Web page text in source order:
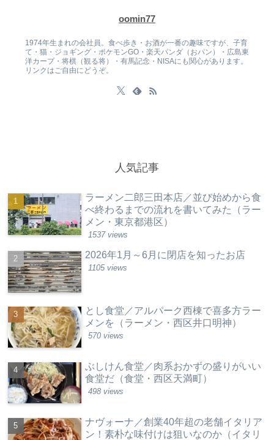
oomin77
1974年生まれの会社員。食べ歩き・お酒が一番の趣味ですが、子育
て・猫・ジョギング・ポケモンGO・楽天パンダ（おパン）・広島東
洋カープ・将棋（観る将）・有馬記念・NISAにも関心があります。
リンクはご自由にどうぞ。
人気記事
ラーメン二郎三田本店／並び始めから食
べ終わるまでの流れを書いてみた（ラー
メン・東京都港区）
1537 views
2026年1月～6月に閉店を知ったお店
1105 views
とし食堂／アルパーク西棟で喜多方ラー
メンを（ラーメン・西区井口明神）
570 views
ぶしけん食堂／肉系おかずの盛りがいい
食堂だ（食堂・西区天満町）
498 views
ナヴォーナ／創業40年超の老舗イタリア
ン！素朴な味付けは狙いなのか（イタリ